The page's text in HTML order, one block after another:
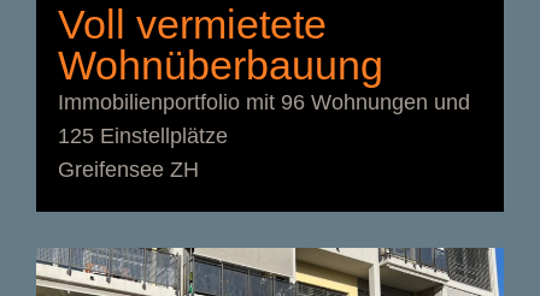
Voll vermietete
Wohnüberbauung
Immobilienportfolio mit 96 Wohnungen und
125 Einstellplätze
Greifensee ZH